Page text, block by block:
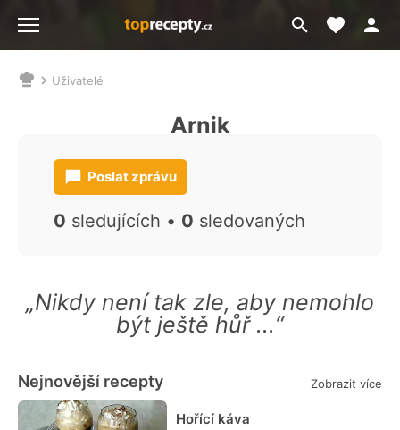
Přejít
na
Moje
NacházíteUživatelé
Arnik
Poslat zprávu
0 sledujících • 0 sledovaných
„Nikdy není tak zle, aby nemohlo
být ještě hůř ...“
Nejnovější recepty Zobrazit více
Hořící káva